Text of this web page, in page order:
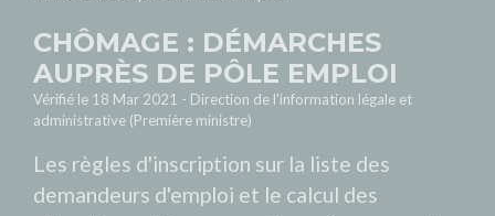
CHÔMAGE : DÉMARCHES
AUPRÈS DE PÔLE EMPLOI
Vérifié le 18 Mar 2021 - Direction de l'information légale et
administrative (Première ministre)
Les règles d'inscription sur la liste des
demandeurs d'emploi et le calcul des